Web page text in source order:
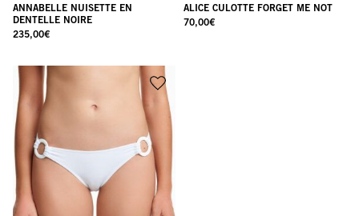
ANNABELLE NUISETTE EN
DENTELLE NOIRE
235,00€
ALICE CULOTTE FORGET ME NOT
70,00€